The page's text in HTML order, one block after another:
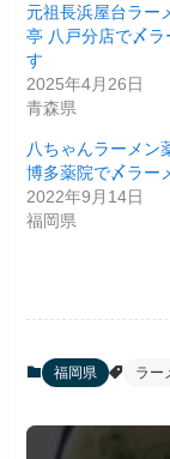
元祖長浜屋台ラー
亭 八戸分店で〆ラ
す
2025年4月26日
青森県
八ちゃんラーメン
博多薬院で〆ラー
2022年9月14日
福岡県
福岡県 ラー